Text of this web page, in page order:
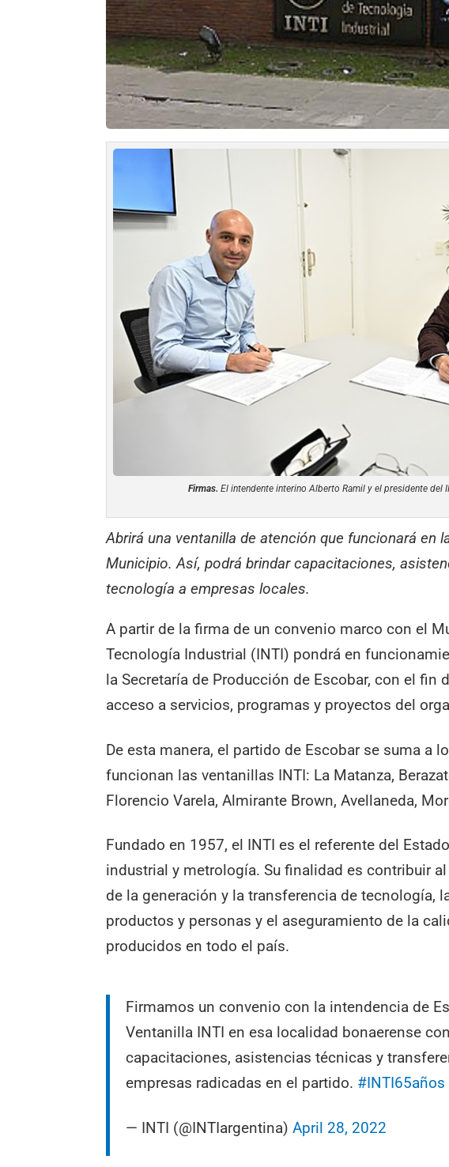
Firmas. El intendente interino Alberto Ramil y el presidente del
Abrirá una ventanilla de atención que funcionará en
Municipio. Así, podrá brindar capacitaciones,
tecnología a empresas locales.
A partir de la firma de un convenio marco con el
Tecnología Industrial (INTI) pondrá en
la Secretaría de Producción de Escobar, con el fin
acceso a servicios, programas y proyectos del
De esta manera, el partido de Escobar se suma a
funcionan las ventanillas INTI: La Matanza,
Florencio Varela, Almirante Brown, Avellaneda,
Fundado en 1957, el INTI es el referente del
industrial y metrología. Su finalidad es contribuir
de la generación y la transferencia de tecnología,
productos y personas y el aseguramiento de la
producidos en todo el país.
Firmamos un convenio con la intendencia de
Ventanilla INTI en esa localidad bonaerense
capacitaciones, asistencias técnicas y
empresas radicadas en el partido. #INTI65años
— INTI (@INTIargentina)April 28, 2022